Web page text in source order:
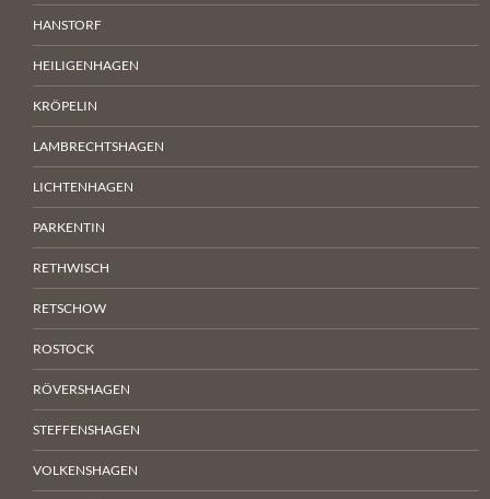
HANSTORF
HEILIGENHAGEN
KRÖPELIN
LAMBRECHTSHAGEN
LICHTENHAGEN
PARKENTIN
RETHWISCH
RETSCHOW
ROSTOCK
RÖVERSHAGEN
STEFFENSHAGEN
VOLKENSHAGEN